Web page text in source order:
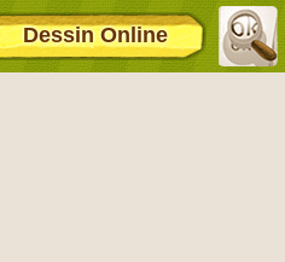
Dessin Online